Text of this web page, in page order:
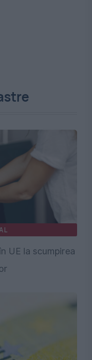
UE la scumpirea